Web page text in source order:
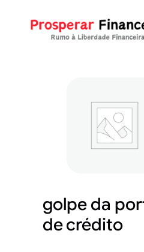
golpe da
de crédito